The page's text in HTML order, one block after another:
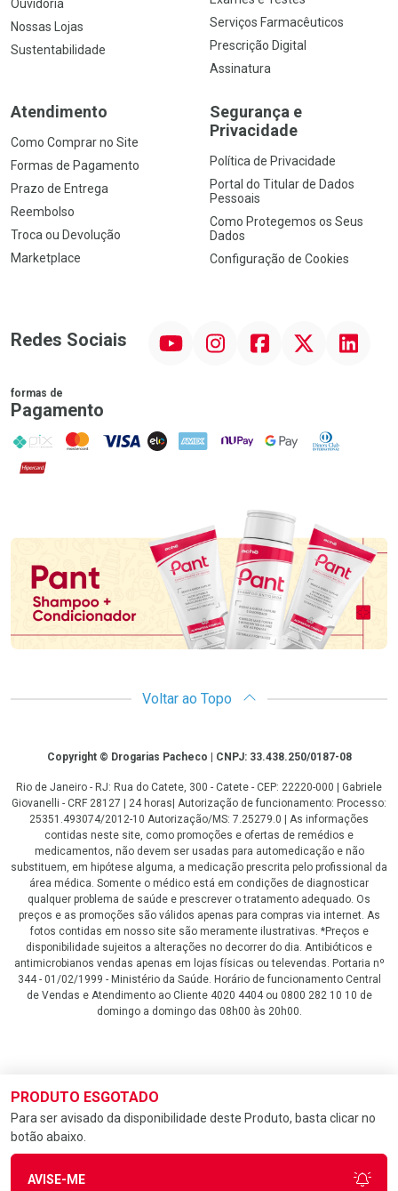
PRODUTO ESGOTADO
Para ser avisado da disponibilidade deste Produto, basta clicar no
botão abaixo.
AVISE-ME
Ouvidoria
Nossas Lojas
Sustentabilidade
Serviços Farmacêuticos
Prescrição Digital
Assinatura
Atendimento
Como Comprar no Site
Formas de Pagamento
Prazo de Entrega
Reembolso
Troca ou Devolução
Marketplace
Segurança e
Privacidade
Política de Privacidade
Portal do Titular de Dados
Pessoais
Como Protegemos os Seus
Dados
Configuração de Cookies
Redes Sociais InstagramFacebook Linkedin
formas de
Pagamento
PIX MasterCard
VISA ELO AMEX NuPay Google PayDiners Club
Hipercard
Promoção em Destaque
Voltar ao Topo
CopyrightCopyright © Drogarias Pacheco | CNPJ: 33.438.250/0187-08
Rio de Janeiro - RJ: Rua do Catete, 300 - Catete - CEP: 22220-000 | Gabriele
Giovanelli - CRF 28127 | 24 horas| Autorização de funcionamento: Processo:
25351.493074/2012-10 Autorização/MS: 7.25279.0 | As informações
contidas neste site, como promoções e ofertas de remédios e
medicamentos, não devem ser usadas para automedicação e não
substituem, em hipótese alguma, a medicação prescrita pelo profissional da
área médica. Somente o médico está em condições de diagnosticar
qualquer problema de saúde e prescrever o tratamento adequado. Os
preços e as promoções são válidos apenas para compras via internet. As
fotos contidas em nosso site são meramente ilustrativas. *Preços e
disponibilidade sujeitos a alterações no decorrer do dia. Antibióticos e
antimicrobianos vendas apenas em lojas físicas ou televendas. Portaria nº
344 - 01/02/1999 - Ministério da Saúde. Horário de funcionamento Central
de Vendas e Atendimento ao Cliente 4020 4404 ou 0800 282 10 10 de
domingo a domingo das 08h00 às 20h00.